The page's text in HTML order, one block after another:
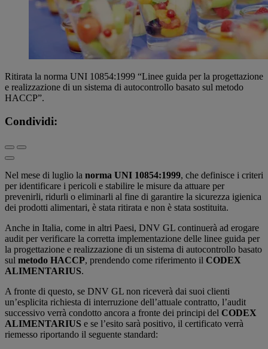
Ritirata la norma UNI 10854:1999 “Linee guida per la progettazione
e realizzazione di un sistema di autocontrollo basato sul metodo
HACCP”.
Condividi:
Nel mese di luglio la norma UNI 10854:1999, che definisce i criteri
per identificare i pericoli e stabilire le misure da attuare per
prevenirli, ridurli o eliminarli al fine di garantire la sicurezza igienica
dei prodotti alimentari, è stata ritirata e non è stata sostituita.
Anche in Italia, come in altri Paesi, DNV GL continuerà ad erogare
audit per verificare la corretta implementazione delle linee guida per
la progettazione e realizzazione di un sistema di autocontrollo basato
sul metodo HACCP, prendendo come riferimento il CODEX
ALIMENTARIUS.
A fronte di questo, se DNV GL non riceverà dai suoi clienti
un’esplicita richiesta di interruzione dell’attuale contratto, l’audit
successivo verrà condotto ancora a fronte dei principi del CODEX
ALIMENTARIUS e se l’esito sarà positivo, il certificato verrà
riemesso riportando il seguente standard: